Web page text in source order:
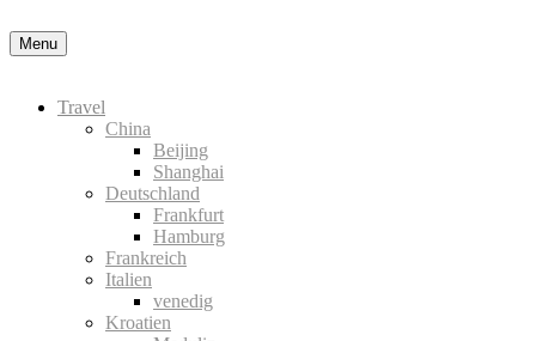
Menu
Travel
China
Beijing
Shanghai
Deutschland
Frankfurt
Hamburg
Frankreich
Italien
venedig
Kroatien
Nähere Information zu den Cookies in der Datenschutzerklärung